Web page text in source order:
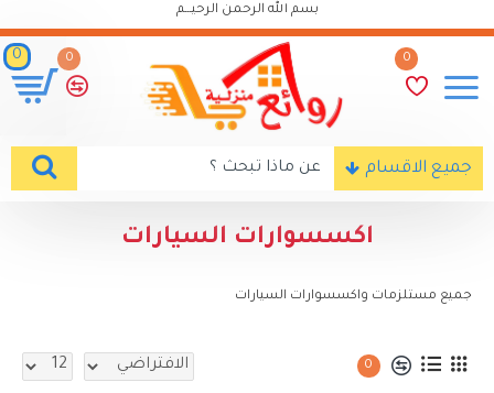
بسم الله الرحمن الرحيـــم
0
0
0
جميع الاقسام
اكسسوارات السيارات
جميع مستلزمات واكسسوارات السيارات
0